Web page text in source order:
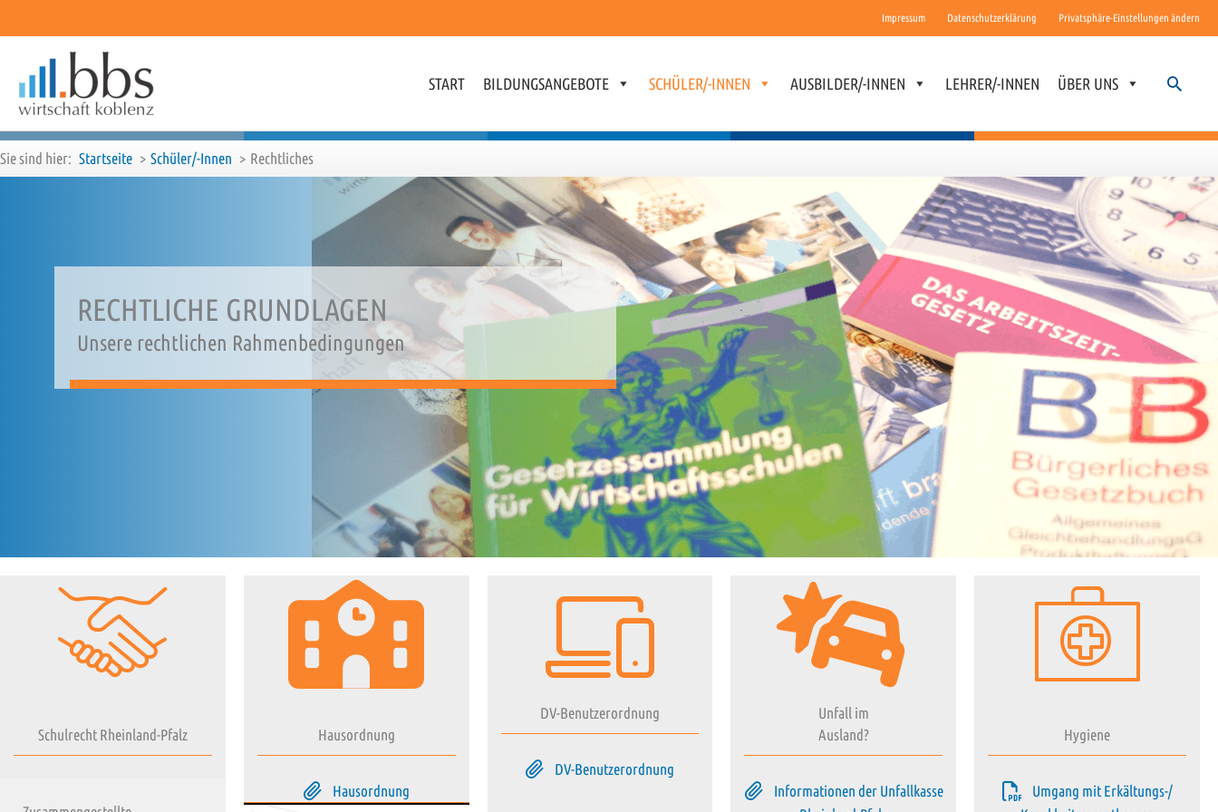
Impressum Datenschutzerklärung Privatsphäre-Einstellungen ändern
START BILDUNGSANGEBOTE SCHÜLER/-INNEN AUSBILDER/-INNEN LEHRER/-INNEN ÜBER UNS Suchen
Sie sind hier: Startseite Schüler/-Innen Rechtliches
RECHTLICHE GRUNDLAGEN
Unsere rechtlichen Rahmenbedingungen
Schulrecht Rheinland-Pfalz Hausordnung
Hausordnung
DV-Benutzerordnung
DV-Benutzerordnung
Unfall im
Ausland?
Informationen der Unfallkasse
Hygiene
Umgang mit Erkältungs-/